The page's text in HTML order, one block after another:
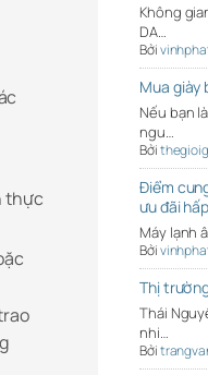
thực
Không
DA…
Bởi
Mua giày
Nếu bạn
ngu…
Bởi
Điểm
ưu đãi
Máy lạnh
Bởi
Thị
Thái
nhi…
Bởi